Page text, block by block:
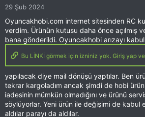
29 Şub 2024
Oyuncakhobi.com internet sitesinden RC
verdim. Ürünün kutusu daha önce açılmış
bana gönderildi. Oyuncakhobi arızayı
Bu LİNKİ görmek için izniniz yok. Giriş yap
yapılacak diye mail dönüşü yaptılar. Ben
tekrar kargoladım ancak şimdi de hobi
iadesinin mümkün olmadığını ve ürünü
söylüyorlar. Yeni ürün ile değişimi de kabul
aldılar parayı da aldılar.